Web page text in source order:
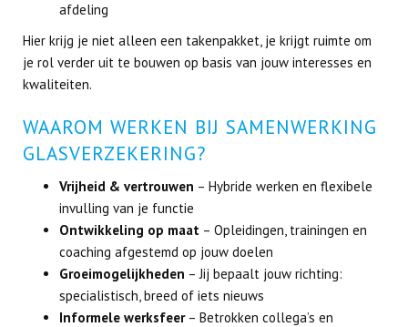
afdeling
Hier krijg je niet alleen een takenpakket, je krijgt ruimte om
je rol verder uit te bouwen op basis van jouw interesses en
kwaliteiten.
WAAROM WERKEN BIJ SAMENWERKING
GLASVERZEKERING?
Vrijheid & vertrouwen – Hybride werken en flexibele
invulling van je functie
Ontwikkeling op maat – Opleidingen, trainingen en
coaching afgestemd op jouw doelen
Groeimogelijkheden – Jij bepaalt jouw richting:
specialistisch, breed of iets nieuws
Informele werksfeer– Betrokken collega’s en